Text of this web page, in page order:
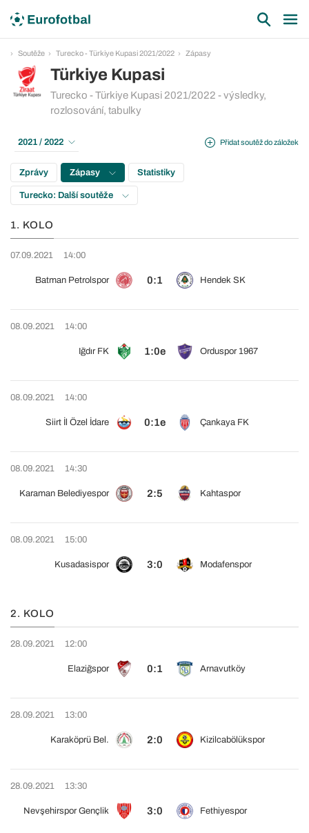
Soutěže Turecko - Türkiye Kupasi 2021/2022 Zápasy
Türkiye Kupasi
Turecko - Türkiye Kupasi 2021/2022 - výsledky,
rozlosování, tabulky
Přidat soutěž do záložek
2021 / 2022
Zprávy Zápasy Statistiky
Turecko: Další soutěže
1. KOLO
07.09.2021 14:00
Batman Petrolspor 0:1 Hendek SK
08.09.2021 14:00
Iğdır FK 1:0e Orduspor 1967
08.09.2021 14:00
Siirt İl Özel İdare 0:1e Çankaya FK
08.09.2021 14:30
Karaman Belediyespor 2:5 Kahtaspor
08.09.2021 15:00
Kusadasispor 3:0 Modafenspor
2. KOLO
28.09.2021 12:00
Elaziğspor 0:1 Arnavutköy
28.09.2021 13:00
Karaköprü Bel. 2:0 Kizilcabölükspor
28.09.2021 13:30
Nevşehirspor Gençlik 3:0 Fethiyespor